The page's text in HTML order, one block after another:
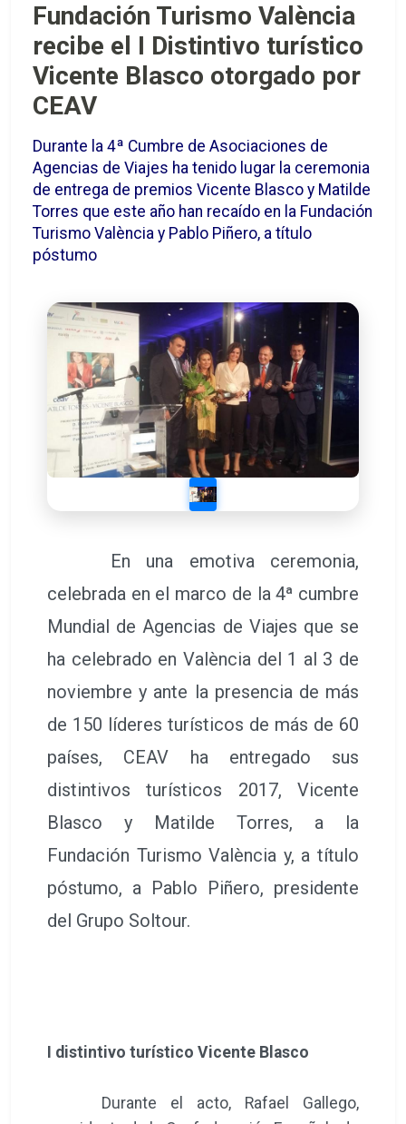
Fundación Turismo València
recibe el I Distintivo turístico
Vicente Blasco otorgado por
CEAV
Durante la 4ª Cumbre de Asociaciones de
Agencias de Viajes ha tenido lugar la ceremonia
de entrega de premios Vicente Blasco y Matilde
Torres que este año han recaído en la Fundación
Turismo València y Pablo Piñero, a título
póstumo
En una emotiva ceremonia,
celebrada en el marco de la 4ª cumbre
Mundial de Agencias de Viajes que se
ha celebrado en València del 1 al 3 de
noviembre y ante la presencia de más
de 150 líderes turísticos de más de 60
países, CEAV ha entregado sus
distintivos turísticos 2017, Vicente
Blasco y Matilde Torres, a la
Fundación Turismo València y, a título
póstumo, a Pablo Piñero, presidente
del Grupo Soltour.
I distintivo turístico Vicente Blasco
Durante el acto, Rafael Gallego,